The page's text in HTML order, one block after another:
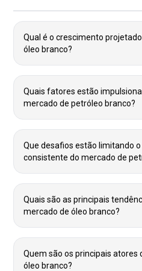
Qual é o crescimento
óleo branco?
Quais fatores estão
mercado de petróleo branco?
Que desafios estão limitando
consistente do mercado de
Quais são as principais
mercado de óleo branco?
Quem são os principais atores
óleo branco?